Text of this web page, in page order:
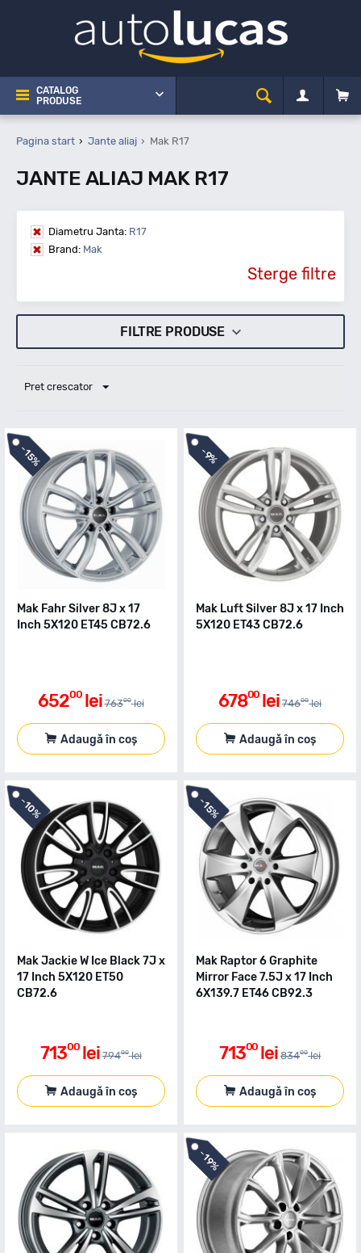
CATALOG
PRODUSE
Pagina start Jante aliaj Mak R17
JANTE ALIAJ MAK R17
Diametru Janta: R17
Brand: Mak
Sterge filtre
FILTRE PRODUSE
Pret crescator
-15%
Mak Fahr Silver 8J x 17
Inch 5X120 ET45 CB72.6
65200 lei 76300 lei
Adaugă în coș
-
9%
Mak Luft Silver 8J x 17 Inch
5X120 ET43 CB72.6
67800 lei 74600 lei
Adaugă în coș
-10%
Mak Jackie W Ice Black 7J x
17 Inch 5X120 ET50
CB72.6
71300 lei 79400 lei
Adaugă în coș
-15%
Mak Raptor 6 Graphite
Mirror Face 7.5J x 17 Inch
6X139.7 ET46 CB92.3
71300 lei 83400 lei
Adaugă în coș
-19%